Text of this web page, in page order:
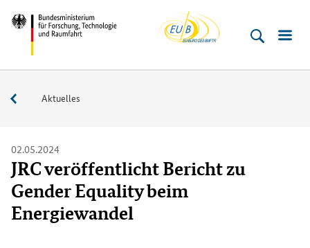
Direkt
zum
Inhalt
(Eingabetaste)
Direkt
zum
Hauptmenu
(Eingabetaste)
Direkt
zur
Suche
(Eingabetaste)
Direkt
zur
Fußleiste
(Enter)
Bundesministerium
Technologie
Buero
Service
Aktuelles
02.05.2024
JRC veröffentlicht Bericht zu
Gender Equality beim
Energiewandel